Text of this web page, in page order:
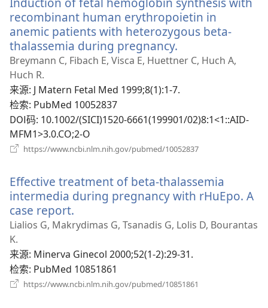
口）
recombinant human erythropoietin in
anemic patients with heterozygous beta-
thalassemia during pregnancy.
开
窗
Breymann C, Fibach E, Visca E, Huettner C, Huch A,
Huch R.
来源‎: J Matern Fetal Med 1999;8(1):1-7.
检索‎: PubMed 10052837
DOI码‎: 10.1002/(SICI)1520-6661(199901/02)8:1<1::AID-
MFM1>3.0.CO;2-O
https://www.ncbi.nlm.nih.gov/pubmed/10052837
窗
口）
Effective treatment of beta-thalassemia
intermedia during pregnancy with rHuEpo. A
case report.
开
窗
口）
Lialios G, Makrydimas G, Tsanadis G, Lolis D, Bourantas
K.
来源‎: Minerva Ginecol 2000;52(1-2):29-31.
检索‎: PubMed 10851861
https://www.ncbi.nlm.nih.gov/pubmed/10851861